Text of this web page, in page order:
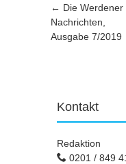
Artikel-
← Die Werdener
Nachrichten,
Ausgabe 7/2019
Kontakt
Redaktion
0201 / 849